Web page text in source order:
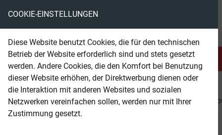
Serien & Abo Belletristik
beam Belletristik Kinder & Jugendbuch
Beam Shop
Pippi Langstrumpf 3.
COOKIE-EINSTELLUNGEN
Diese Website benutzt Cookies, die für den technischen
Betrieb der Website erforderlich sind und stets gesetzt
werden. Andere Cookies, die den Komfort bei Benutzung
dieser Website erhöhen, der Direktwerbung dienen oder
die Interaktion mit anderen Websites und sozialen
Netzwerken vereinfachen sollen, werden nur mit Ihrer
Zustimmung gesetzt.